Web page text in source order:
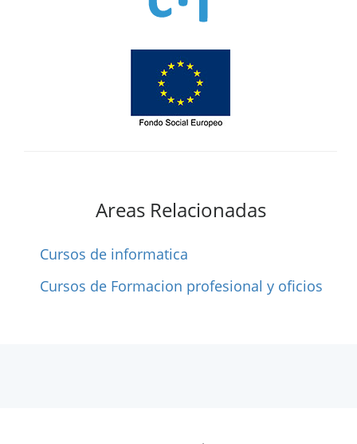
Areas Relacionadas
Cursos de informatica
Cursos de Formacion profesional y oficios